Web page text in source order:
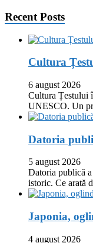
Recent Posts
Cultura
6 august 2026
Cultura Țestului
UNESCO. Un
Datoria
5 august 2026
Datoria publică
istoric. Ce arată
Japonia,
4 august 2026